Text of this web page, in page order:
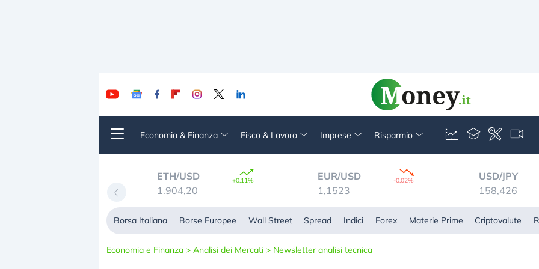
Economia & Finanza Fisco & Lavoro Imprese Risparmio
ETH/USD
1.904,20
+0,11%
EUR/USD
1,1523
-0,02%
USD/JPY
158,426
Borsa Italiana Borse Europee Wall Street Spread Indici Forex Materie Prime Criptovalute
Economia e Finanza > Analisi dei Mercati > Newsletter analisi tecnica